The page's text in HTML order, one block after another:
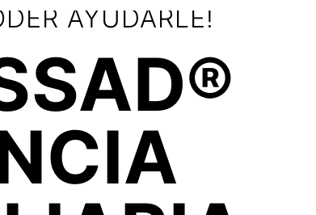
DE CALIDAD